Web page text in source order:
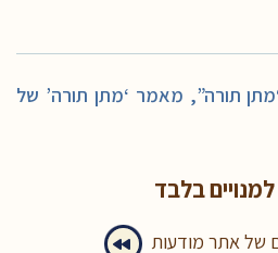
תורה”, מאמר ‘מתן תורה’ של
בלבד
של אתר מודעות